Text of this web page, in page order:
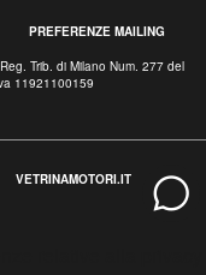
PREFERENZE MAILING
Trib. di Milano Num. 277 del
11921100159
VETRINAMOTORI.IT